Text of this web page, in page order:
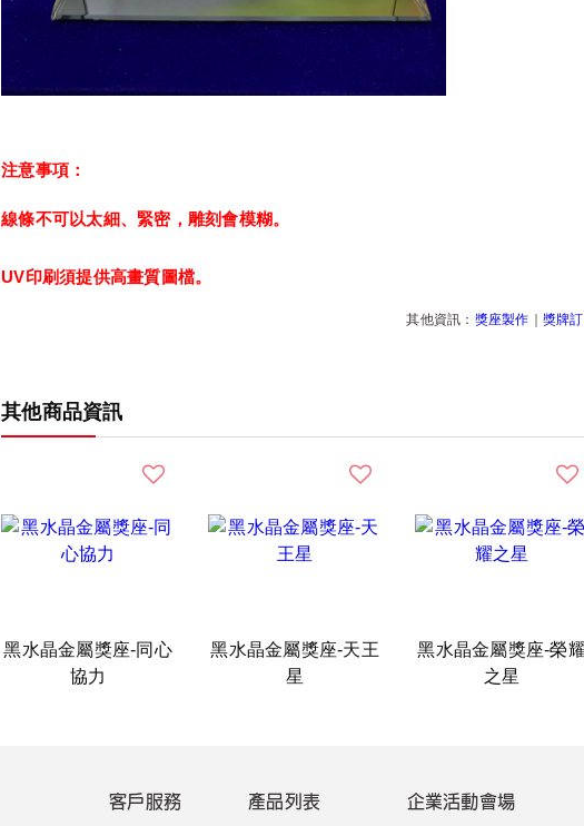
注意事項：
線條不可以太細、緊密，雕刻會模糊。
UV印刷須提供高畫質圖檔。
其他資訊： 獎座製作 獎牌
其他商品資訊
黑水晶金屬獎座-同心
協力
黑水晶金屬獎座-天王
星
黑水晶金屬獎座-榮
之星
客戶服務 產品列表 企業活動會場